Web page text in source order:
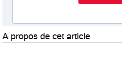
A propos de cet article